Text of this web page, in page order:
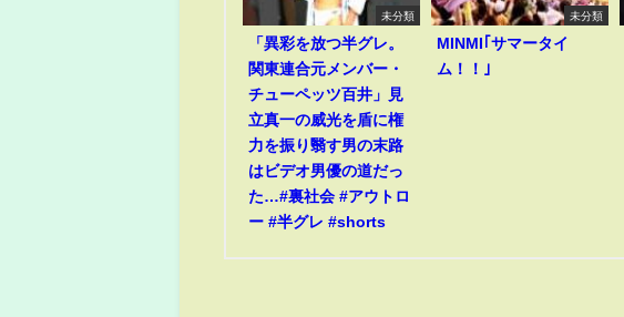
未分類
「異彩を放つ半グレ。
関東連合元メンバー・
チューペッツ百井」見
立真一の威光を盾に権
力を振り翳す男の末路
はビデオ男優の道だっ
た…#裏社会 #アウトロ
ー #半グレ #shorts
未分類
MINMI｢サマータイ
ム！！｣